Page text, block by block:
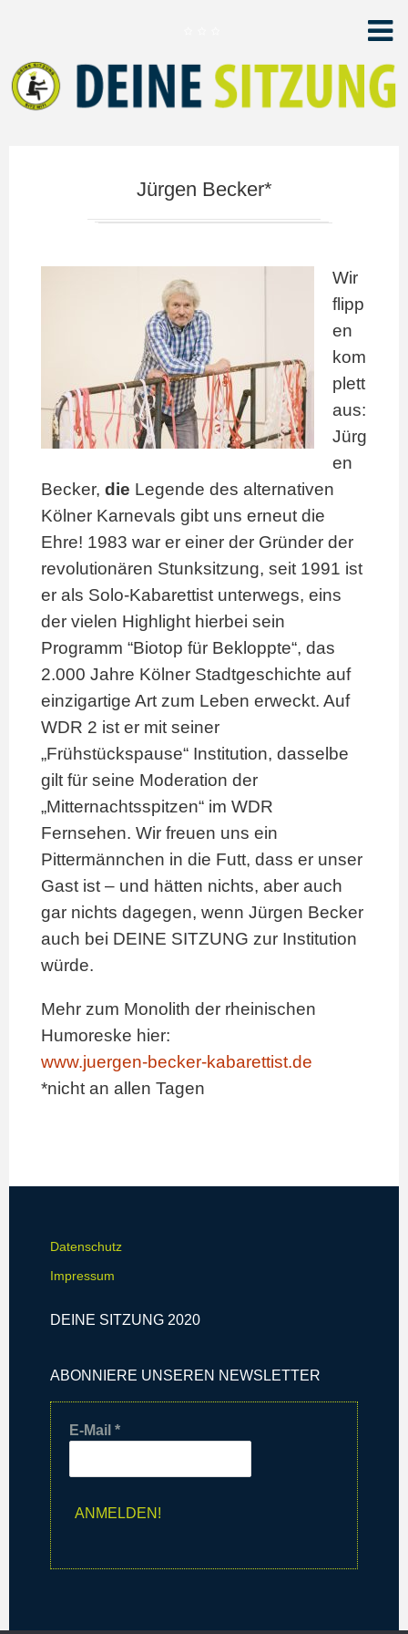
Jürgen Becker*
Wir
flipp
en
kom
plett
aus:
Jürg
en
Becker, die Legende des alternativen
Kölner Karnevals gibt uns erneut die
Ehre! 1983 war er einer der Gründer der
revolutionären Stunksitzung, seit 1991 ist
er als Solo-Kabarettist unterwegs, eins
der vielen Highlight hierbei sein
Programm “Biotop für Bekloppte“, das
2.000 Jahre Kölner Stadtgeschichte auf
einzigartige Art zum Leben erweckt. Auf
WDR 2 ist er mit seiner
„Frühstückspause“ Institution, dasselbe
gilt für seine Moderation der
„Mitternachtsspitzen“ im WDR
Fernsehen. Wir freuen uns ein
Pittermännchen in die Futt, dass er unser
Gast ist – und hätten nichts, aber auch
gar nichts dagegen, wenn Jürgen Becker
auch bei DEINE SITZUNG zur Institution
würde.
Mehr zum Monolith der rheinischen
Humoreske hier:
www.juergen-becker-kabarettist.de
*nicht an allen Tagen
Datenschutz
Impressum
DEINE SITZUNG 2020
ABONNIERE UNSEREN NEWSLETTER
E-Mail *